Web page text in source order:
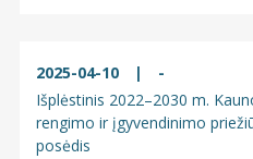
2025-04-10 |
-
Išplėstinis 2022–2030 m.
rengimo ir įgyvendinimo
posėdis